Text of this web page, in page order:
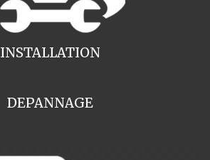
INSTALLATION
DEPANNAGE